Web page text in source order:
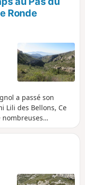
Ronde
a passé son
Lili des Bellons, Ce